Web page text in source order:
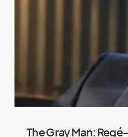
The Gray Man: